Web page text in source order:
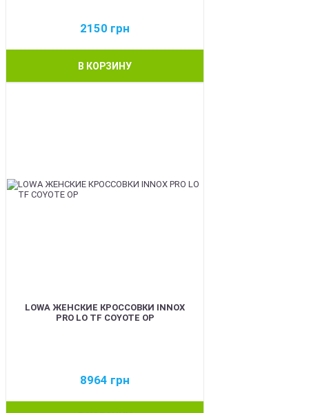
2150 грн
В КОРЗИНУ
LOWA ЖЕНСКИЕ КРОССОВКИ INNOX
PRO LO TF COYOTE OP
8964 грн